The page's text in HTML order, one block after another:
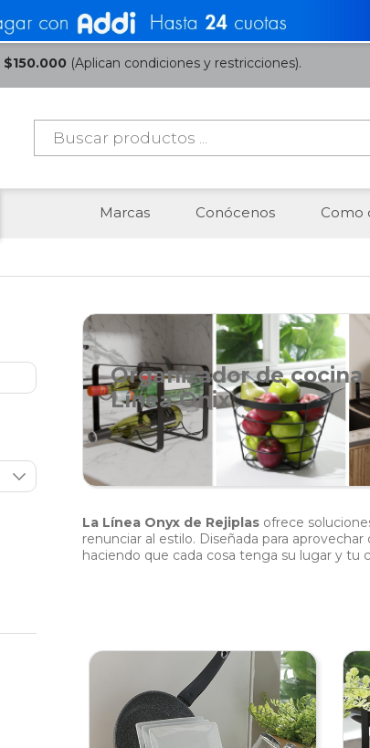
$150.000 (Aplican condiciones y restricciones).
Búsqueda
productos
Marcas Conócenos Como
Organizador de cocina
Línea Onix
La Línea Onyx de Rejiplas ofrece
renunciar al estilo. Diseñada para
haciendo que cada cosa tenga su lugar y tu